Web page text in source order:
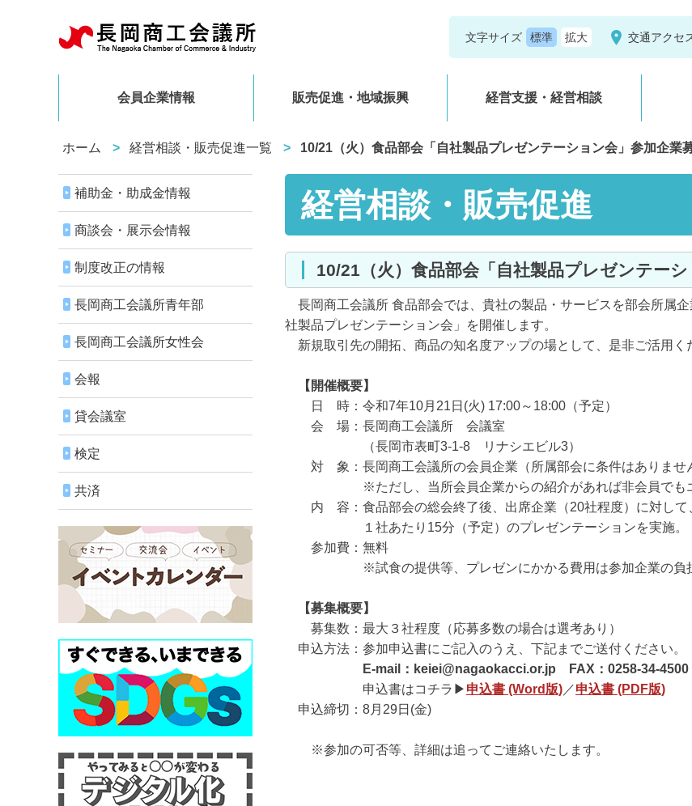
文字サイズ 交通アクセ
会員企業情報 販売促進・地域振興 経営支援・経営相談
ホーム 経営相談・販売促進一覧 10/21（火）食品部会「自社製品プレゼンテーション会」参加企業
経営相談・販売促進
10/21（火）食品部会「自社製品プレゼンテー
長岡商工会議所 食品部会では、貴社の製品・サービスを部会所属
社製品プレゼンテーション会」を開催します。
新規取引先の開拓、商品の知名度アップの場として、是非ご活用く
【開催概要】
日 時：令和7年10月21日(火) 17:00～18:00（予定）
会 場：長岡商工会議所 会議室
（長岡市表町3-1-8 リナシエビル3）
対 象：長岡商工会議所の会員企業（所属部会に条件はありませ
※ただし、当所会員企業からの紹介があれば非会員でもエ
内 容：食品部会の総会終了後、出席企業（20社程度）に対して
１社あたり15分（予定）のプレゼンテーションを実施。
参加費：無料
※試食の提供等、プレゼンにかかる費用は参加企業の負担
【募集概要】
募集数：最大３社程度（応募多数の場合は選考あり）
申込方法：参加申込書にご記入のうえ、下記までご送付ください。
E-mail：keiei@nagaokacci.or.jp
FAX：0258-34-4500
申込書はコチラ▶ 申込書 (Word版) ／申込書 (PDF版)
申込締切：8月29日(金)
※参加の可否等、詳細は追ってご連絡いたします。
補助金・助成金情報
商談会・展示会情報
制度改正の情報
長岡商工会議所青年部
長岡商工会議所女性会
会報
貸会議室
検定
共済